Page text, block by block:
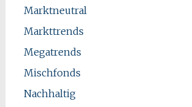
Marktneutral
Markttrends
Megatrends
Mischfonds
Nachhaltig